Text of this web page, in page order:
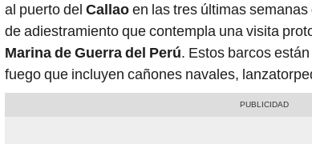
al puerto del Callaoen las tres últimas
de adiestramiento que contempla una visita
Marina de Guerra del Perú. Estos barcos
fuego que incluyen cañones navales,